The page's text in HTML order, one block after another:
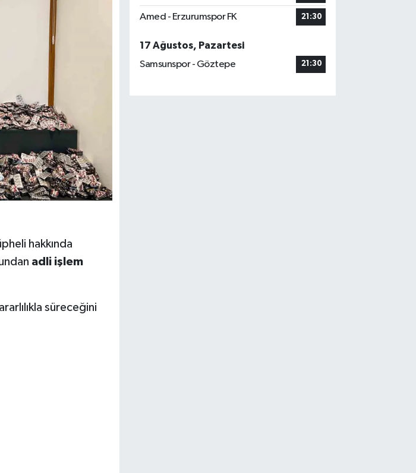
hakkında
adli işlem
süreceğini
Amed - Erzurumspor FK 21:30
17 Ağustos, Pazartesi
Samsunspor - Göztepe
21:30